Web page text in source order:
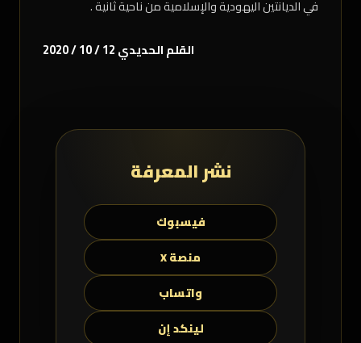
في الديانتين اليهودية والإسلامية من ناحية ثانية .
القلم الحديدي 12 / 10 / 2020
نشر المعرفة
فيسبوك
منصة X
واتساب
لينكد إن